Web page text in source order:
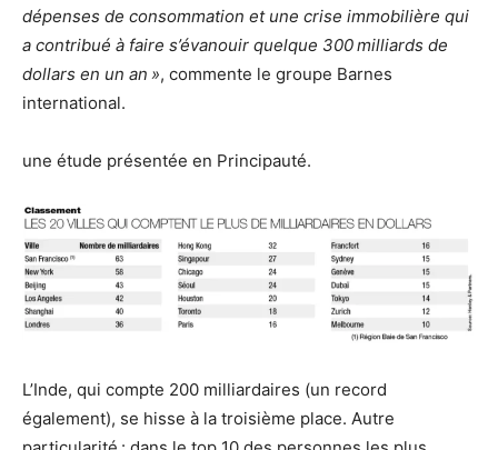
dépenses de consommation et une crise immobilière qui
a contribué à faire s’évanouir quelque 300 milliards de
dollars en un an », commente le groupe Barnes
international.
une étude présentée en Principauté.
L’Inde, qui compte 200 milliardaires (un record
également), se hisse à la troisième place. Autre